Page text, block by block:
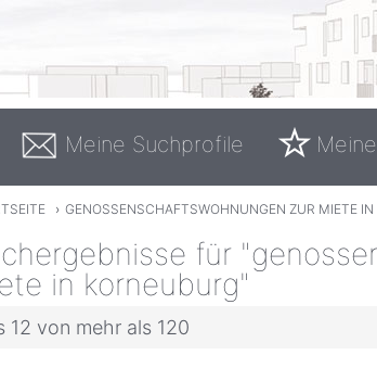
Meine Suchprofile
› GENOSSENSCHAFTSWOHNUNGEN ZUR MIETE IN
für
in korneuburg"
12 von mehr als 120